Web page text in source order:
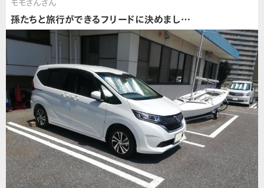
モモさんさん
孫たちと旅行ができるフリードに決めまし…